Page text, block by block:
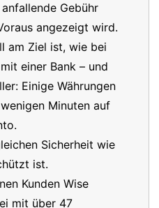
Gebühr
angezeigt wird.
am Ziel ist, wie bei
einer Bank – und
Einige Währungen
Minuten auf
Sicherheit wie
ist.
Kunden Wise
mit über 47